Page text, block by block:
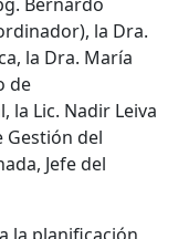
la Dra.
la Dra. María
de
la Lic. Nadir Leiva
Gestión del
Jefe del